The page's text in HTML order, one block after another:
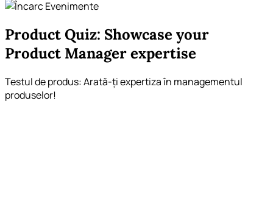
Product Quiz: Showcase your
Product Manager expertise
Testul de produs: Arată-ți expertiza în managementul
produselor!